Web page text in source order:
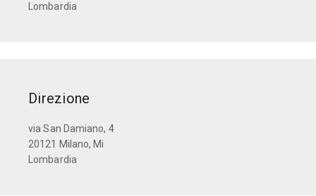
Lombardia
Direzione
via San Damiano, 4
20121 Milano, Mi
Lombardia